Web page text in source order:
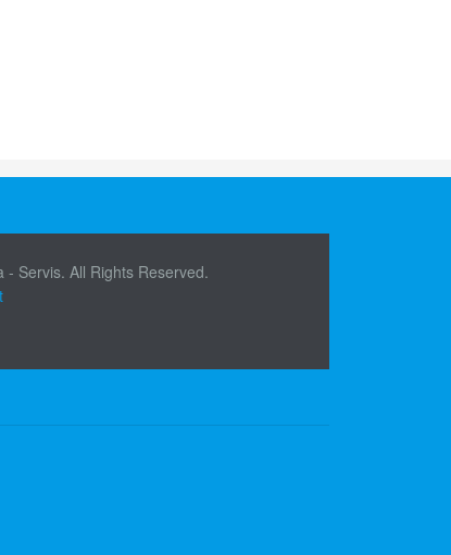
Servis. All Rights Reserved.